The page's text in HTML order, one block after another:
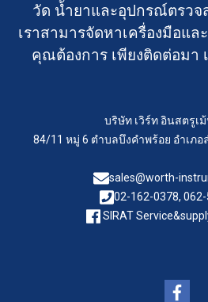
วัด น้ำยาและอุปกรณ์ตรว
เราสามารจัดหาเครื่องมือแ
คุณต้องการ เพียงติดต่อมา
บริษัท เวิร์ท อินสตรูเ
84/11 หมู่ 6 ตำบลบึงคำพร้อย อำเภ
sales@worth-
02-162-0378,
SIRAT